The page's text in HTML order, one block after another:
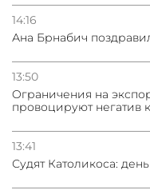
14:16
Ана Брнабич
13:50
Oграничения на
провоцируют негатив
13:41
Судят Католикоса: